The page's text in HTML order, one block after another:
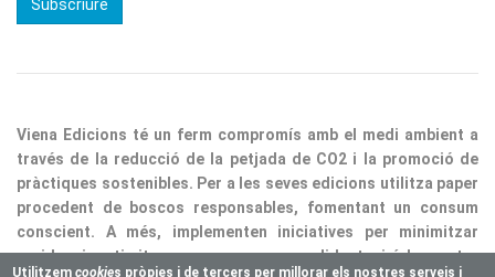
través de la reducció de la petjada de CO2 i la promoció de
pràctiques sostenibles. Per a les seves edicions utilitza paper
procedent de boscos responsables, fomentant un consum
conscient. A més, implementen iniciatives per minimitzar
residus i optimitzar processos, consolidant així la nostra
responsabilitat ecològica.
Utilitzemcookies pròpies i de tercers per millorar els nostres serveis i